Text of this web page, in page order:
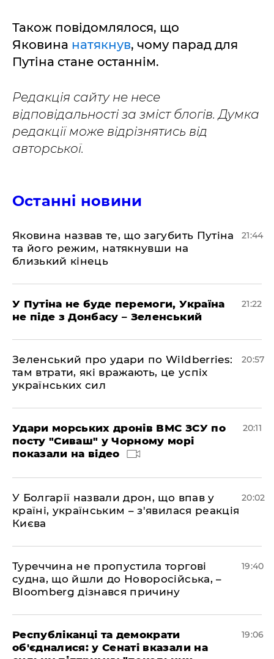
Також повідомлялося, що
Яковина натякнув, чому парад для
Путіна стане останнім.
Редакція сайту не несе
відповідальності за зміст блогів. Думка
редакції може відрізнятись від
авторської.
Останні новини
Яковина назвав те, що загубить Путіна
та його режим, натякнувши на
близький кінець
21:44
У Путіна не буде перемоги, Україна
не піде з Донбасу – Зеленський
21:22
Зеленський про удари по Wildberries:
там втрати, які вражають, це успіх
українських сил
20:57
Удари морських дронів ВМС ЗСУ по
посту "Сиваш" у Чорному морі
показали на відео
20:11
У Болгарії назвали дрон, що впав у
країні, українським – з'явилася реакція
Києва
20:02
Туреччина не пропустила торгові
судна, що йшли до Новоросійська, –
Bloomberg дізнався причину
19:40
Республіканці та демократи
об'єдналися: у Сенаті вказали на
19:06